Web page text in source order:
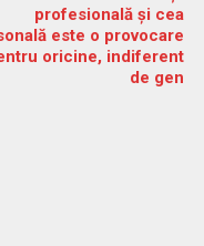
profesională și cea
este o provocare
oricine, indiferent
de gen